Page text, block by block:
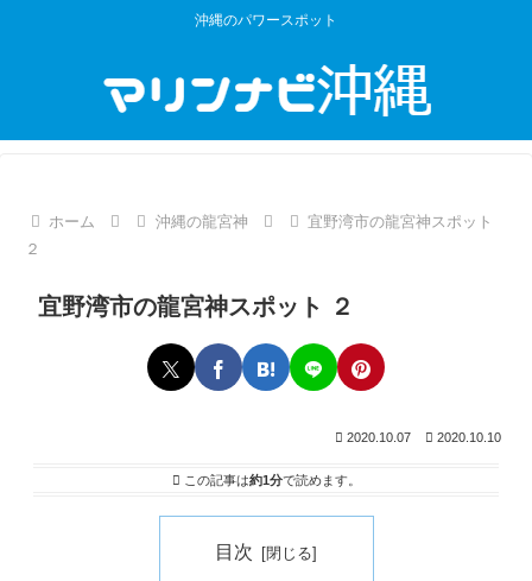
沖縄のパワースポット
ホーム 沖縄の龍宮神
宜野湾市の龍宮神スポット
２
宜野湾市の龍宮神スポット ２
2020.10.07 2020.10.10
この記事は約1分で読めます。
目次